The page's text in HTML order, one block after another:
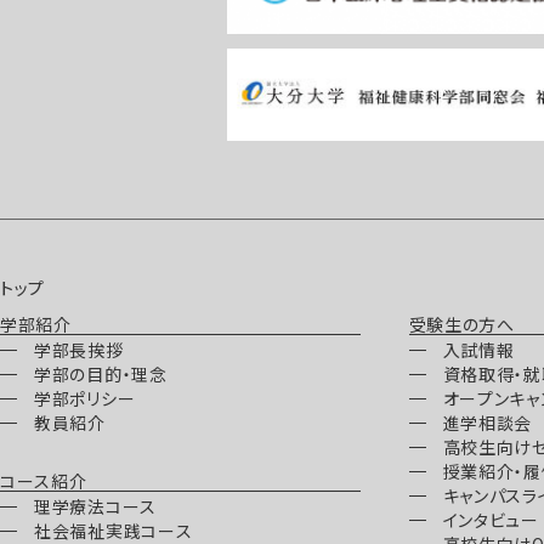
トップ
学部紹介
学部長挨拶
学部の目的・理念
学部ポリシー
教員紹介
コース紹介
理学療法コース
社会福祉実践コース
受験生の方へ
入試情報
資格取得・
オープンキ
進学相談会
高校生向け
授業紹介・
キャンパスラ
インタビュー